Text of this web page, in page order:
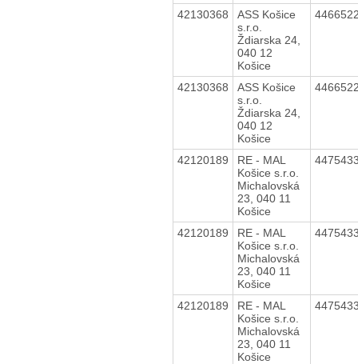
42130368
ASS Košice
s.r.o.
Ždiarska 24,
040 12
Košice
42130368
ASS Košice
s.r.o.
Ždiarska 24,
040 12
Košice
42120189
RE - MAL
Košice s.r.o.
Michalovská
23, 040 11
Košice
42120189
RE - MAL
Košice s.r.o.
Michalovská
23, 040 11
Košice
42120189
RE - MAL
Košice s.r.o.
Michalovská
23, 040 11
Košice